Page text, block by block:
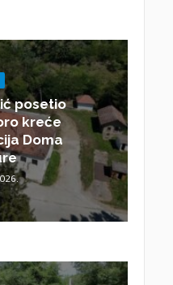
posetio
kreće
Doma